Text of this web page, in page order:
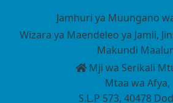
Jamhuri ya Muungano
Wizara ya Maendeleo ya Jamii,
Makundi
Mji wa Serikali
Mtaa wa Afya,
S.L.P 573, 40478